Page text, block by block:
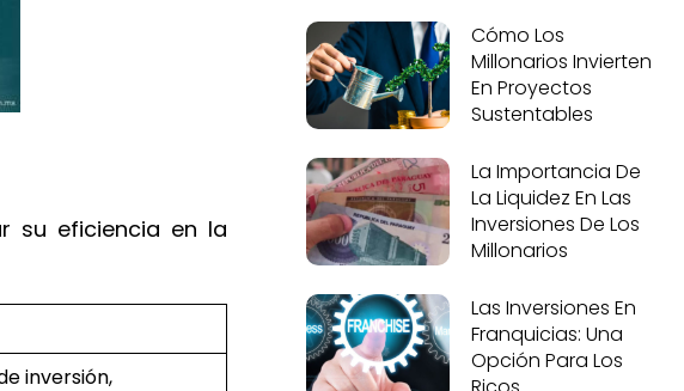
su eficiencia en la
inversión,
Cómo Los
Millonarios Invierten
En Proyectos
Sustentables
La Importancia De
La Liquidez En Las
Inversiones De Los
Millonarios
Las Inversiones En
Franquicias: Una
Opción Para Los